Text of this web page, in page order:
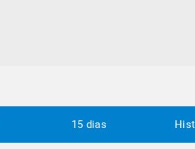
15 dias